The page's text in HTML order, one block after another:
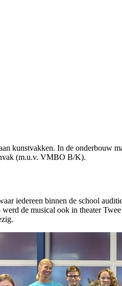
kunstvakken. In de onderbouw
(m.u.v. VMBO B/K).
iedereen binnen de school
de musical ook in theater